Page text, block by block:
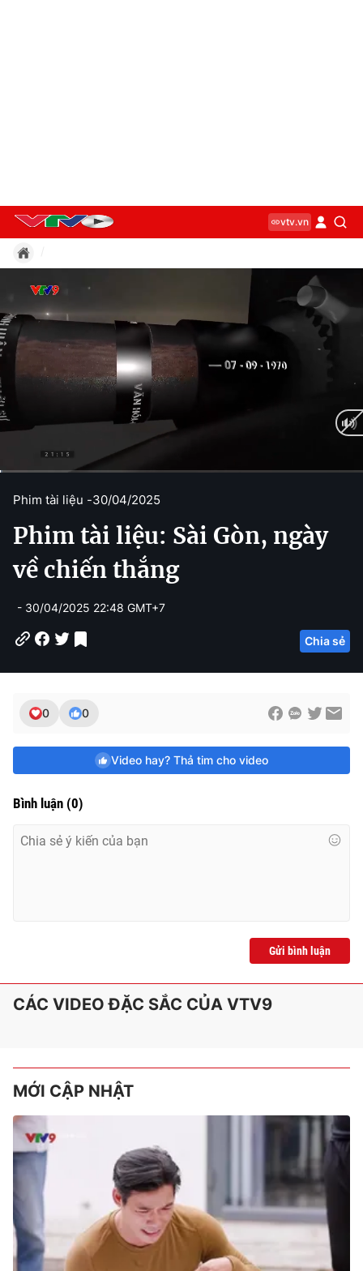
vtv.vn
r
n
t
r
a
i
o
Phim tài liệu -30/04/2025
Phim tài liệu: Sài Gòn, ngày
về chiến thắng
- 30/04/2025 22:48 GMT+7
Chia sẻ
0 0
Video hay? Thả tim cho video
Bình luận (0)
Gửi bình luận
CÁC VIDEO ĐẶC SẮC CỦA VTV9
MỚI CẬP NHẬT